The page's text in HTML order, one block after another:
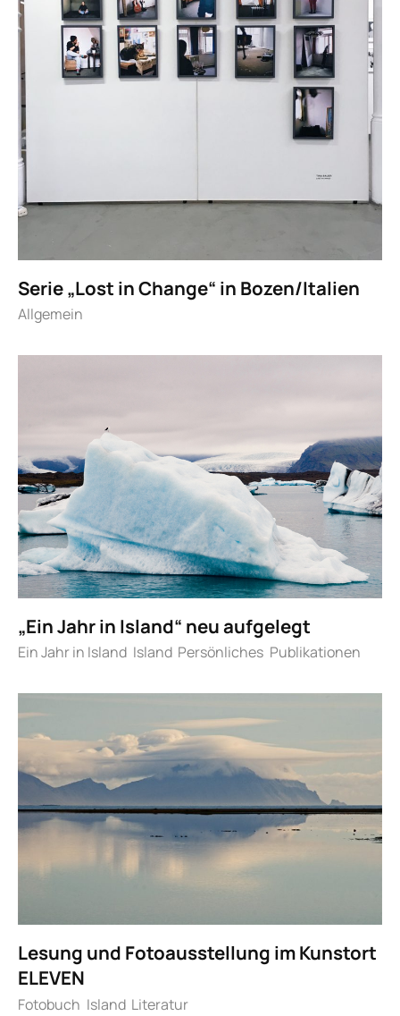
Serie „Lost in Change“ in Bozen/Italien
Allgemein
„Ein Jahr in Island“ neu aufgelegt
Ein Jahr in Island Island Persönliches Publikationen
Lesung und Fotoausstellung im Kunstort
ELEVEN
Fotobuch Island Literatur